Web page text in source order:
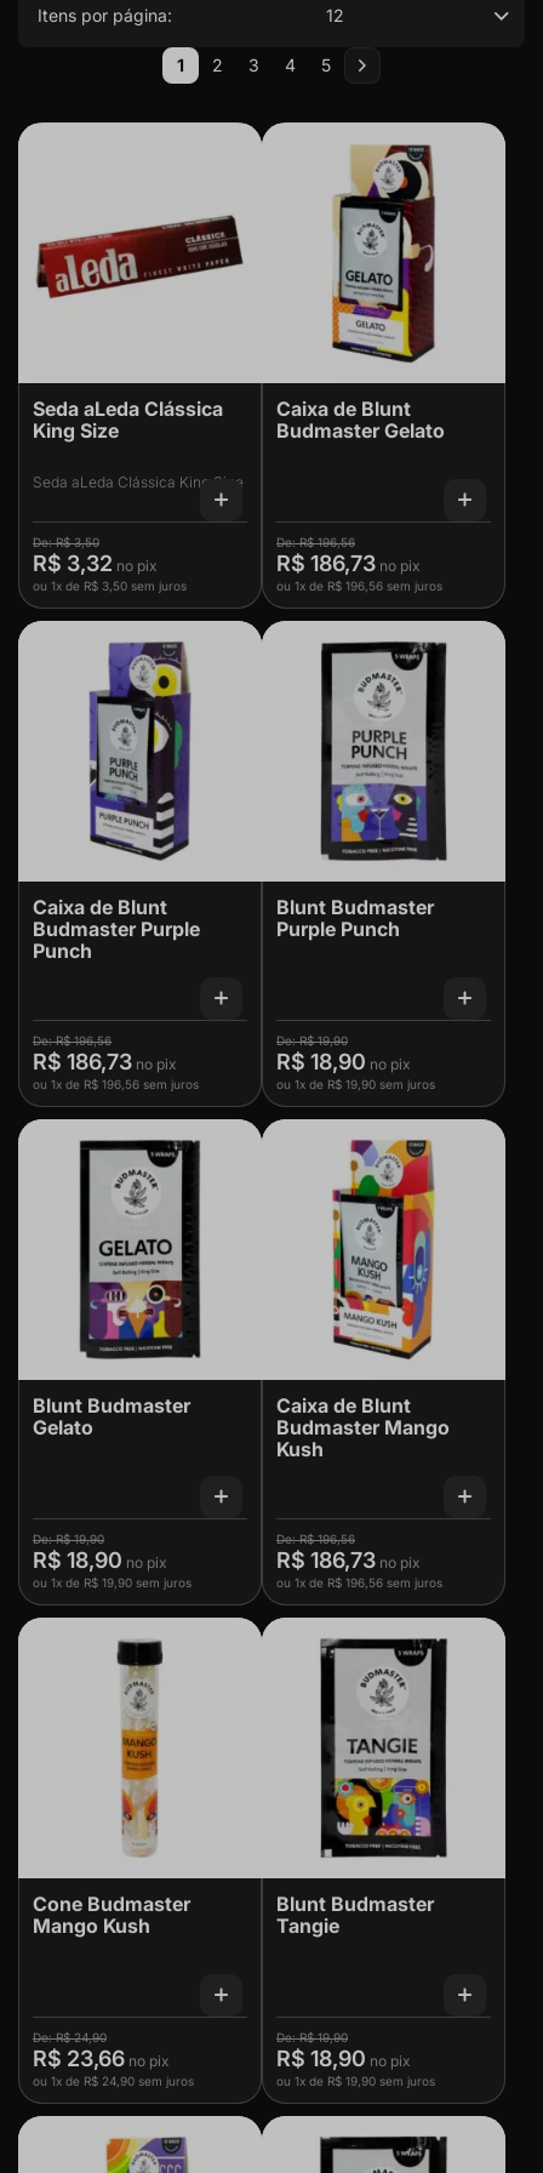
Itens por página: 12
Página
Você esta lendo a pagina
1 Página
2 Página
3 Página
4 Página
5 Página
Próximo
Seda aLeda Clássica
King Size
Seda aLeda Clássica King Size
R$ 3,50
R$ 3,32
ou 1x de R$ 3,50 sem juros
Caixa de Blunt
Budmaster Gelato
R$ 196,56
R$ 186,73
ou 1x de R$ 196,56 sem juros
Caixa de Blunt
Budmaster Purple
Punch
R$ 196,56
R$ 186,73
ou 1x de R$ 196,56 sem juros
Blunt Budmaster
Purple Punch
R$ 19,90
R$ 18,90
ou 1x de R$ 19,90 sem juros
Blunt Budmaster
Gelato
R$ 19,90
R$ 18,90
ou 1x de R$ 19,90 sem juros
Caixa de Blunt
Budmaster Mango
Kush
R$ 196,56
R$ 186,73
ou 1x de R$ 196,56 sem juros
Cone Budmaster
Mango Kush
R$ 24,90
R$ 23,66
ou 1x de R$ 24,90 sem juros
Blunt Budmaster
Tangie
R$ 19,90
R$ 18,90
ou 1x de R$ 19,90 sem juros